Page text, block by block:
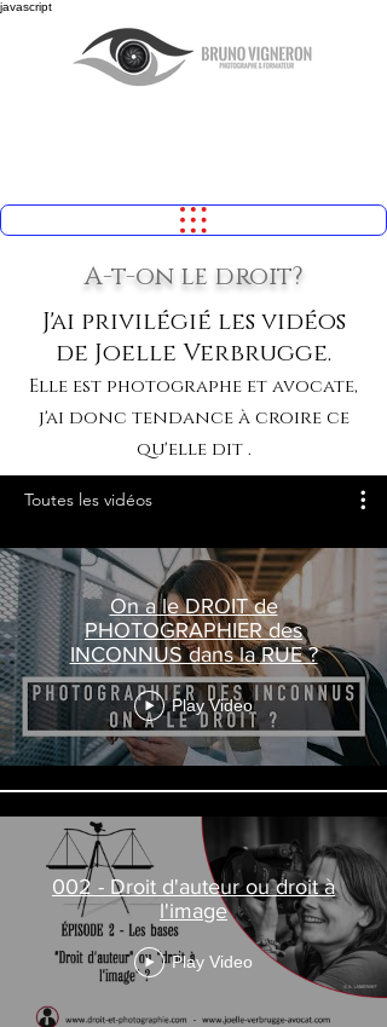
javascript
A-t-on le droit?
J'ai privilégié les vidéos
de Joelle Verbrugge.
Elle est photographe et avocate,
j'ai donc tendance à croire ce
qu'elle dit .
Toutes les vidéos
On a le DROIT de
PHOTOGRAPHIER des
INCONNUS dans la RUE ?
Play Video
002 - Droit d'auteur ou droit à
l'image
Play Video